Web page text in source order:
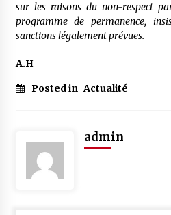
sur les raisons du non-respect
programme de permanence,
sanctions légalement prévues.
A.H
Posted in Actualité
admin